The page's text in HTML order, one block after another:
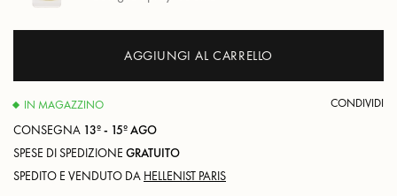
AGGIUNGI AL CARRELLO
IN MAGAZZINO CONDIVIDI
CONSEGNA 13º - 15º AGO
SPESE DI SPEDIZIONE GRATUITO
SPEDITO E VENDUTO DA HELLENIST PARIS